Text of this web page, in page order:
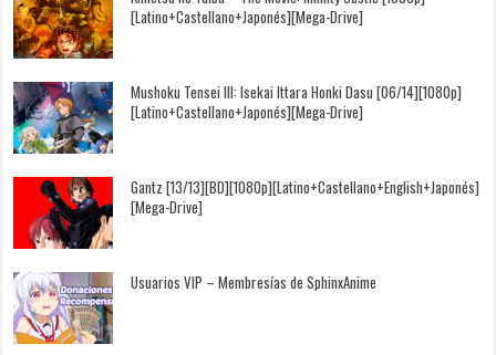
[Latino+Castellano+Japonés][Mega-Drive]
Mushoku Tensei III: Isekai Ittara Honki Dasu [06/14][1080p]
[Latino+Castellano+Japonés][Mega-Drive]
Gantz [13/13][BD][1080p][Latino+Castellano+English+Japonés]
[Mega-Drive]
Usuarios VIP – Membresías de SphinxAnime